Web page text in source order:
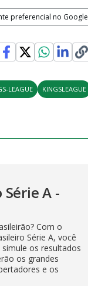
preferencial no Google
LEAGUE KINGSLEAGUE
A -
Com o
Série A, você
os resultados
os grandes
e os